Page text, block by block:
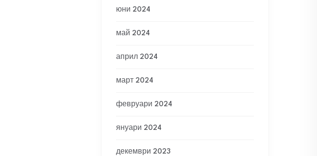
юни 2024
май 2024
април 2024
март 2024
февруари 2024
януари 2024
декември 2023